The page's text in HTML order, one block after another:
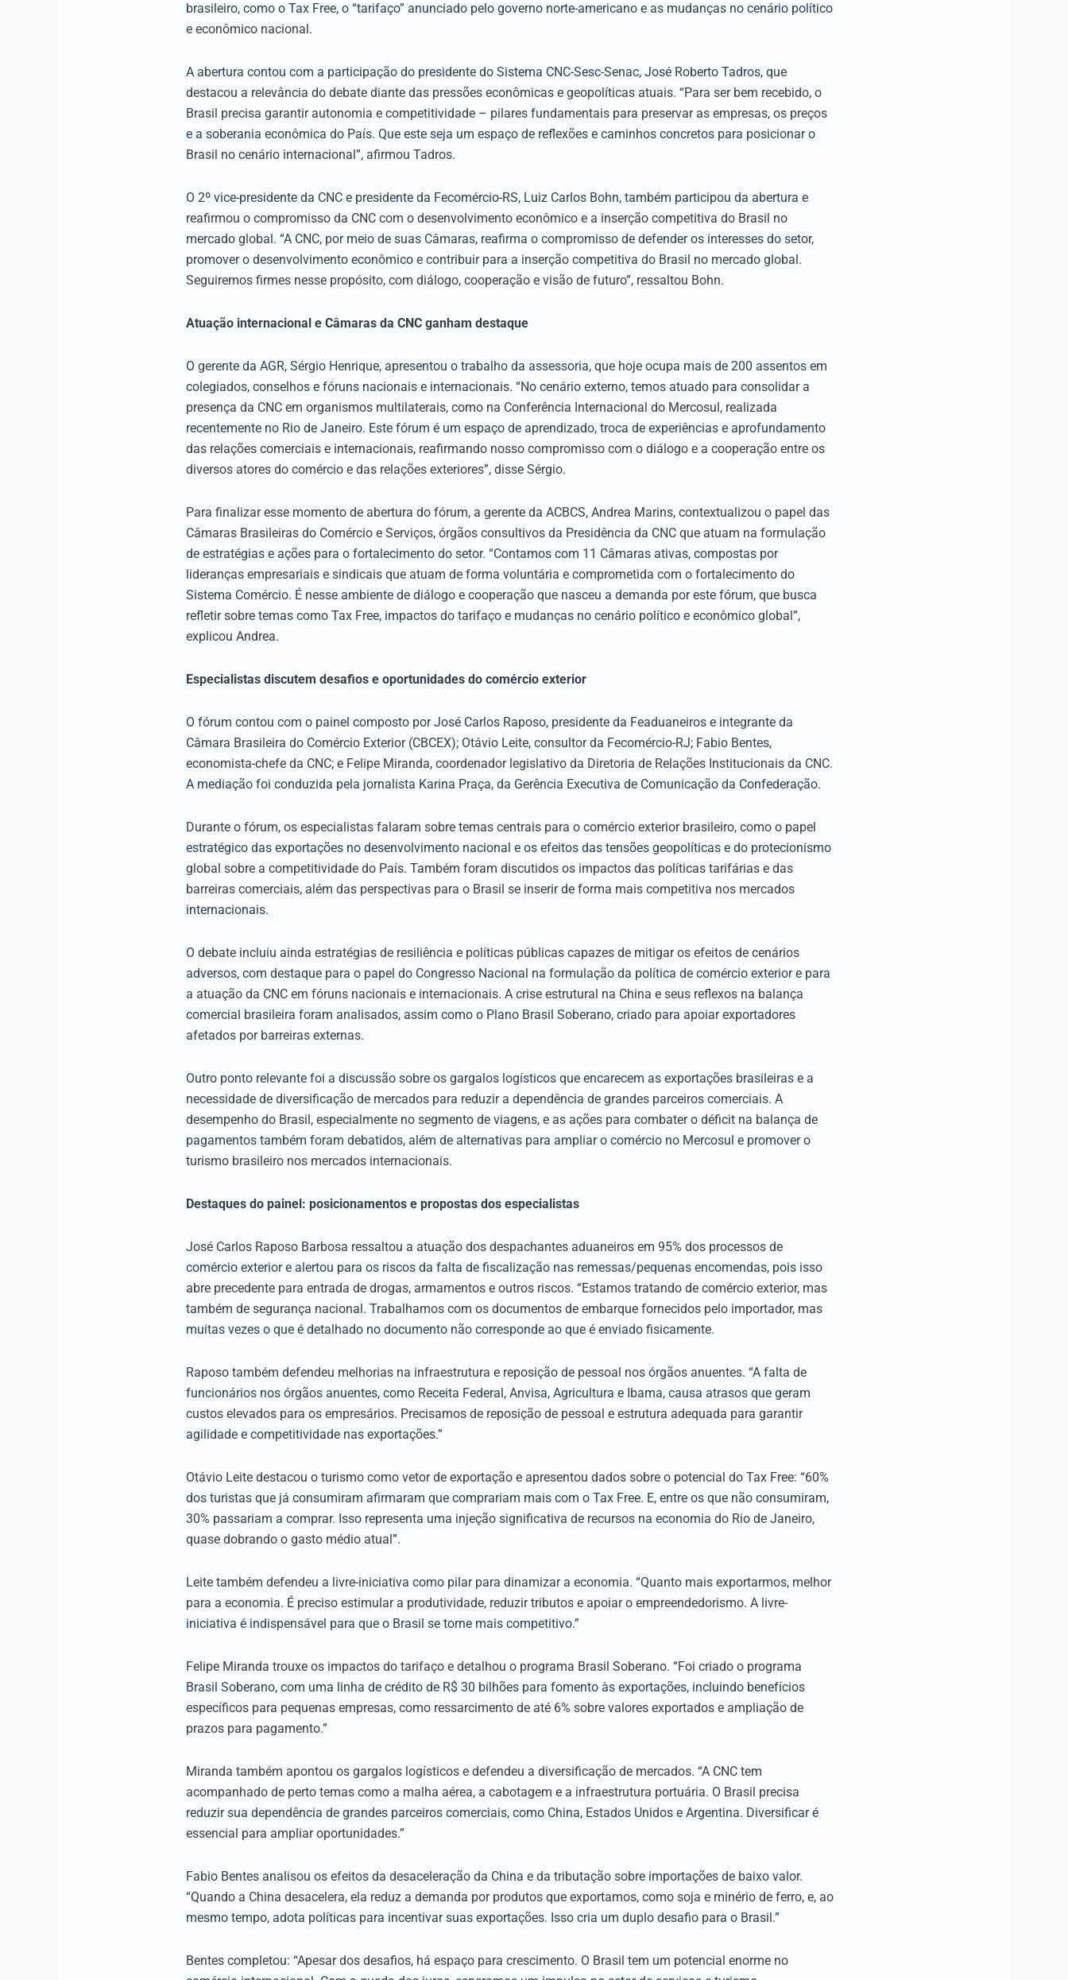
brasileiro, como o Tax Free, o “tarifaço” anunciado pelo governo norte-americano e as mudanças no cenário político
e econômico nacional.
A abertura contou com a participação do presidente do Sistema CNC-Sesc-Senac, José Roberto Tadros, que
destacou a relevância do debate diante das pressões econômicas e geopolíticas atuais. “Para ser bem recebido, o
Brasil precisa garantir autonomia e competitividade – pilares fundamentais para preservar as empresas, os preços
e a soberania econômica do País. Que este seja um espaço de reflexões e caminhos concretos para posicionar o
Brasil no cenário internacional”, afirmou Tadros.
O 2º vice-presidente da CNC e presidente da Fecomércio-RS, Luiz Carlos Bohn, também participou da abertura e
reafirmou o compromisso da CNC com o desenvolvimento econômico e a inserção competitiva do Brasil no
mercado global. “A CNC, por meio de suas Câmaras, reafirma o compromisso de defender os interesses do setor,
promover o desenvolvimento econômico e contribuir para a inserção competitiva do Brasil no mercado global.
Seguiremos firmes nesse propósito, com diálogo, cooperação e visão de futuro”, ressaltou Bohn.
Atuação internacional e Câmaras da CNC ganham destaque
O gerente da AGR, Sérgio Henrique, apresentou o trabalho da assessoria, que hoje ocupa mais de 200 assentos em
colegiados, conselhos e fóruns nacionais e internacionais. “No cenário externo, temos atuado para consolidar a
presença da CNC em organismos multilaterais, como na Conferência Internacional do Mercosul, realizada
recentemente no Rio de Janeiro. Este fórum é um espaço de aprendizado, troca de experiências e aprofundamento
das relações comerciais e internacionais, reafirmando nosso compromisso com o diálogo e a cooperação entre os
diversos atores do comércio e das relações exteriores”, disse Sérgio.
Para finalizar esse momento de abertura do fórum, a gerente da ACBCS, Andrea Marins, contextualizou o papel das
Câmaras Brasileiras do Comércio e Serviços, órgãos consultivos da Presidência da CNC que atuam na formulação
de estratégias e ações para o fortalecimento do setor. “Contamos com 11 Câmaras ativas, compostas por
lideranças empresariais e sindicais que atuam de forma voluntária e comprometida com o fortalecimento do
Sistema Comércio. É nesse ambiente de diálogo e cooperação que nasceu a demanda por este fórum, que busca
refletir sobre temas como Tax Free, impactos do tarifaço e mudanças no cenário político e econômico global”,
explicou Andrea.
Especialistas discutem desafios e oportunidades do comércio exterior
O fórum contou com o painel composto por José Carlos Raposo, presidente da Feaduaneiros e integrante da
Câmara Brasileira do Comércio Exterior (CBCEX); Otávio Leite, consultor da Fecomércio-RJ; Fabio Bentes,
economista-chefe da CNC; e Felipe Miranda, coordenador legislativo da Diretoria de Relações Institucionais da CNC.
A mediação foi conduzida pela jornalista Karina Praça, da Gerência Executiva de Comunicação da Confederação.
Durante o fórum, os especialistas falaram sobre temas centrais para o comércio exterior brasileiro, como o papel
estratégico das exportações no desenvolvimento nacional e os efeitos das tensões geopolíticas e do protecionismo
global sobre a competitividade do País. Também foram discutidos os impactos das políticas tarifárias e das
barreiras comerciais, além das perspectivas para o Brasil se inserir de forma mais competitiva nos mercados
internacionais.
O debate incluiu ainda estratégias de resiliência e políticas públicas capazes de mitigar os efeitos de cenários
adversos, com destaque para o papel do Congresso Nacional na formulação da política de comércio exterior e para
a atuação da CNC em fóruns nacionais e internacionais. A crise estrutural na China e seus reflexos na balança
comercial brasileira foram analisados, assim como o Plano Brasil Soberano, criado para apoiar exportadores
afetados por barreiras externas.
Outro ponto relevante foi a discussão sobre os gargalos logísticos que encarecem as exportações brasileiras e a
necessidade de diversificação de mercados para reduzir a dependência de grandes parceiros comerciais. A
desempenho do Brasil, especialmente no segmento de viagens, e as ações para combater o déficit na balança de
pagamentos também foram debatidos, além de alternativas para ampliar o comércio no Mercosul e promover o
turismo brasileiro nos mercados internacionais.
Destaques do painel: posicionamentos e propostas dos especialistas
José Carlos Raposo Barbosa ressaltou a atuação dos despachantes aduaneiros em 95% dos processos de
comércio exterior e alertou para os riscos da falta de fiscalização nas remessas/pequenas encomendas, pois isso
abre precedente para entrada de drogas, armamentos e outros riscos. “Estamos tratando de comércio exterior, mas
também de segurança nacional. Trabalhamos com os documentos de embarque fornecidos pelo importador, mas
muitas vezes o que é detalhado no documento não corresponde ao que é enviado fisicamente.
Raposo também defendeu melhorias na infraestrutura e reposição de pessoal nos órgãos anuentes. “A falta de
funcionários nos órgãos anuentes, como Receita Federal, Anvisa, Agricultura e Ibama, causa atrasos que geram
custos elevados para os empresários. Precisamos de reposição de pessoal e estrutura adequada para garantir
agilidade e competitividade nas exportações.”
Otávio Leite destacou o turismo como vetor de exportação e apresentou dados sobre o potencial do Tax Free: “60%
dos turistas que já consumiram afirmaram que comprariam mais com o Tax Free. E, entre os que não consumiram,
30% passariam a comprar. Isso representa uma injeção significativa de recursos na economia do Rio de Janeiro,
quase dobrando o gasto médio atual”.
Leite também defendeu a livre-iniciativa como pilar para dinamizar a economia. “Quanto mais exportarmos, melhor
para a economia. É preciso estimular a produtividade, reduzir tributos e apoiar o empreendedorismo. A livre-
iniciativa é indispensável para que o Brasil se torne mais competitivo.”
Felipe Miranda trouxe os impactos do tarifaço e detalhou o programa Brasil Soberano. “Foi criado o programa
Brasil Soberano, com uma linha de crédito de R$ 30 bilhões para fomento às exportações, incluindo benefícios
específicos para pequenas empresas, como ressarcimento de até 6% sobre valores exportados e ampliação de
prazos para pagamento.”
Miranda também apontou os gargalos logísticos e defendeu a diversificação de mercados. “A CNC tem
acompanhado de perto temas como a malha aérea, a cabotagem e a infraestrutura portuária. O Brasil precisa
reduzir sua dependência de grandes parceiros comerciais, como China, Estados Unidos e Argentina. Diversificar é
essencial para ampliar oportunidades.”
Fabio Bentes analisou os efeitos da desaceleração da China e da tributação sobre importações de baixo valor.
“Quando a China desacelera, ela reduz a demanda por produtos que exportamos, como soja e minério de ferro, e, ao
mesmo tempo, adota políticas para incentivar suas exportações. Isso cria um duplo desafio para o Brasil.”
Bentes completou: “Apesar dos desafios, há espaço para crescimento. O Brasil tem um potencial enorme no